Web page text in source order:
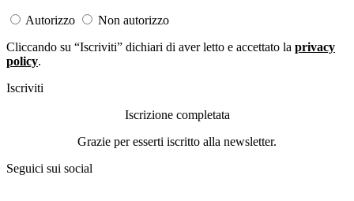
Autorizzo
Non autorizzo
Cliccando su “Iscriviti” dichiari di aver letto e accettato la privacy
policy.
Iscriviti
Iscrizione completata
Grazie per esserti iscritto alla newsletter.
Seguici sui social